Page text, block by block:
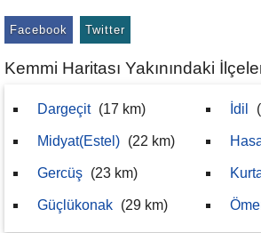
Facebook Twitter
Kemmi Haritası Yakınındaki
Dargeçit (17 km)
Midyat(Estel) (22 km)
Gercüş (23 km)
Güçlükonak (29 km)
İdil